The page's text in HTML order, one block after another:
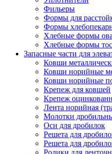
Фильеры
Формы для
Формы
Хлебные формы
Хлебные формы
Запасные части для
Ковши
Ковши норийные
Ковши норийные
Крепеж для ковшей
Крепеж
Лента норийная
Молотки
Оси для дробилок
Решета для
Решета для
Ролики для